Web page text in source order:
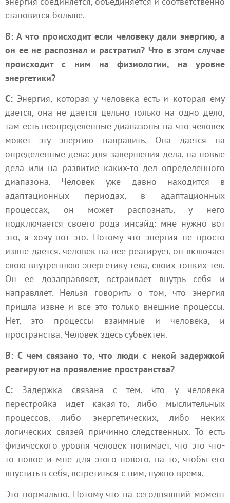
становится больше.
В: А что происходит если человеку дали энергию, а
он ее не распознал и растратил? Что в этом случае
происходит с ним на физиологии, на уровне
энергетики?
С: Энергия, которая у человека есть и которая ему
дается, она не дается цельно только на одно дело,
там есть неопределенные диапазоны на что человек
может эту энергию направить. Она дается на
определенные дела: для завершения дела, на новые
дела или на развитие каких-то дел определенного
диапазона. Человек уже давно находится в
адаптационных периодах, в адаптационных
процессах, он может распознать, у него
подключается своего рода инсайд: мне нужно вот
это, я хочу вот это. Потому что энергия не просто
извне дается, человек на нее реагирует, он включает
свою внутреннюю энергетику тела, своих тонких тел.
Он ее дозаправляет, встраивает внутрь себя и
направляет. Нельзя говорить о том, что энергия
пришла извне и все это только внешние процессы.
Нет, это процессы взаимные и человека, и
пространства. Человек здесь субъектен.
В: С чем связано то, что люди с некой задержкой
реагируют на проявление пространства?
С: Задержка связана с тем, что у человека
перестройка идет какая-то, либо мыслительных
процессов, либо энергетических, либо неких
логических связей причинно-следственных. То есть
физического уровня человек понимает, что это что-
то новое и мне для этого нового, на то, чтобы его
впустить в себя, встретиться с ним, нужно время.
Это нормально. Потому что на сегодняшний момент